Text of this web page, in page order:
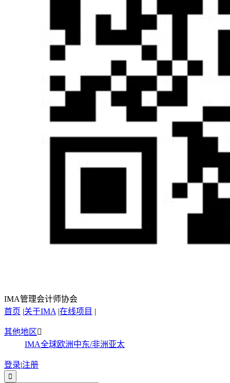
IMA管理会计师协会
首页 |关于IMA |在线项目 |
其他地区
IMA全球欧洲中东/非洲亚太
登录|注册
